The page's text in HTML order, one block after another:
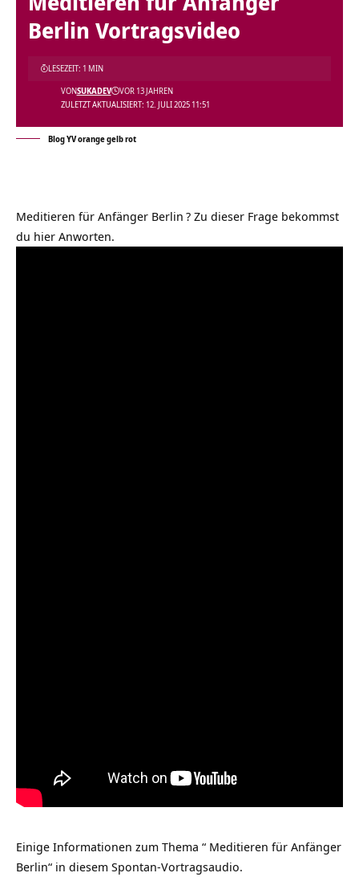
Berlin Vortragsvideo
ZULETZT AKTUALISIERT: 12. JULI 2025 11:51
VONSUKADEV VOR 13 JAHREN
LESEZEIT: 1 MIN
Blog YV orange gelb rot
Meditieren für Anfänger Berlin ? Zu dieser Frage bekommst
du hier Anworten.
Einige Informationen zum Thema “ Meditieren für Anfänger
Berlin“ in diesem Spontan-Vortragsaudio.